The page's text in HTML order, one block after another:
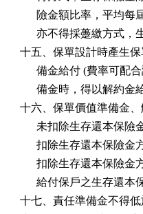
險金額比率，平均
亦不得採躉繳方式
十五、保單設計時產生
備金給付 (費率可
備金時，得以解約金
十六、保單價值準備金
未扣除生存還本保
扣除生存還本保險
扣除生存還本保險
給付保戶之生存還本
十七、責任準備金不得低